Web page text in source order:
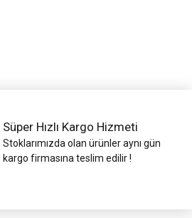
Süper Hızlı Kargo Hizmeti
Stoklarımızda olan ürünler aynı gün
kargo firmasına teslim edilir !